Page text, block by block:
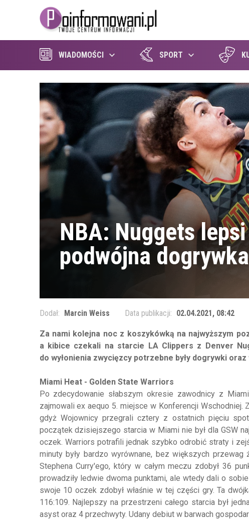
WIADOMOŚCI SPORT
NBA: Nuggets
podwójna
Dodał: Marcin Weiss Data publikacji: 02.04.2021, 08:42
Za nami kolejna noc z koszykówką na najwyższym
a kibice czekali na starcie LA Clippers z Denver
do wyłonienia zwycięzcy potrzebne były dogrywki oraz
Miami Heat - Golden State Warriors
Po zdecydowanie słabszym okresie zawodnicy z
zajmowali ex aequo 5. miejsce w Konferencji
gdyż Wojownicy przegrali cztery z ostatnich pięciu
początek dzisiejszego starcia w Miami nie był dla GSW
oczek. Warriors potrafili jednak szybko odrobić straty i
minuty były bardzo wyrównane, bez większych
Stephena Curry'ego, który w całym meczu zdobył 36
prowadziły ledwie dwoma punktami, ale wtedy dali o
swoje 10 oczek zdobył właśnie w tej części gry. Ta
116:109. Najlepszy na przestrzeni całego starcia był
asyst oraz 4 przechwyty. Udany debiut w barwach